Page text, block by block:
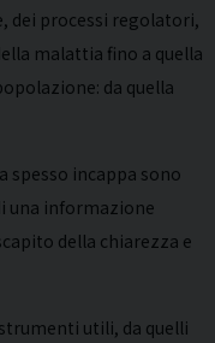
dei processi regolatori,
malattia fino a quella
da quella
spesso incappa sono
una informazione
della chiarezza e
utili, da quelli